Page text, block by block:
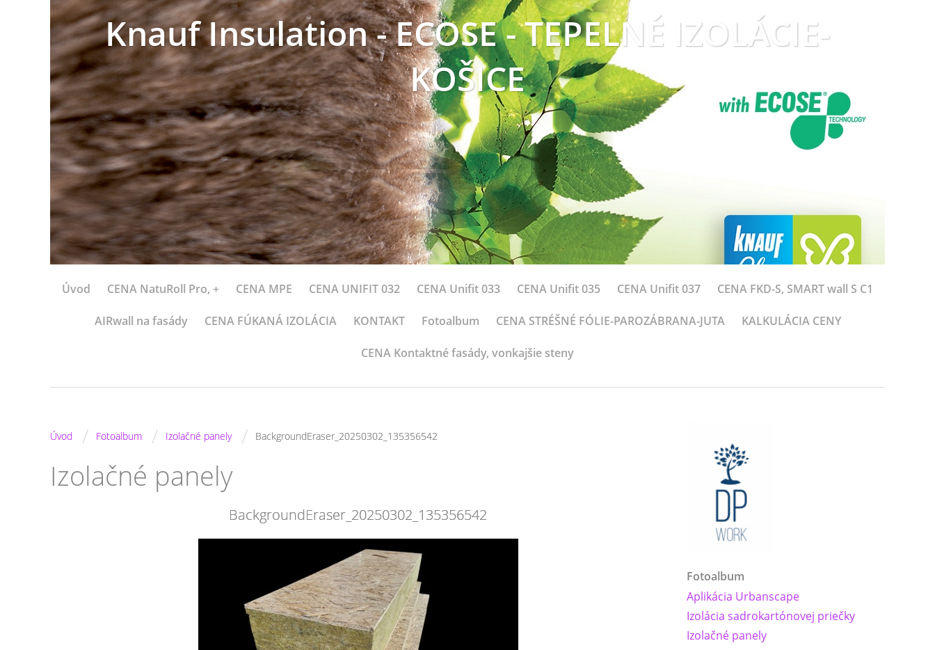
Knauf Insulation - ECOSE - TEPELNÉ IZOLÁCIE-
KOŠICE
Úvod CENA NatuRoll Pro, + CENA MPE CENA UNIFIT 032 CENA Unifit 033 CENA Unifit 035 CENA Unifit 037 CENA FKD-S, SMART wall S C1
AIRwall na fasády CENA FÚKANÁ IZOLÁCIA KONTAKT Fotoalbum CENA STRÉŠNÉ FÓLIE-PAROZÁBRANA-JUTA KALKULÁCIA CENY
CENA Kontaktné fasády, vonkajšie steny
Úvod / Fotoalbum / Izolačné panely / BackgroundEraser_20250302_135356542
Izolačné panely
BackgroundEraser_20250302_135356542
Fotoalbum
Aplikácia Urbanscape
Izolácia sadrokartónovej priečky
Izolačné panely